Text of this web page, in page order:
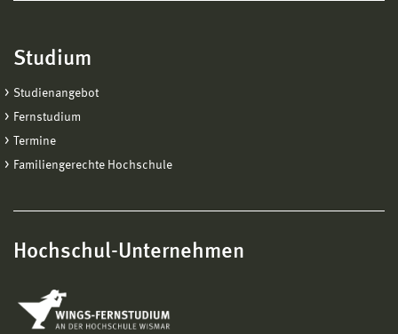
Studium
Studienangebot
Fernstudium
Termine
Familiengerechte Hochschule
Hochschul-Unternehmen